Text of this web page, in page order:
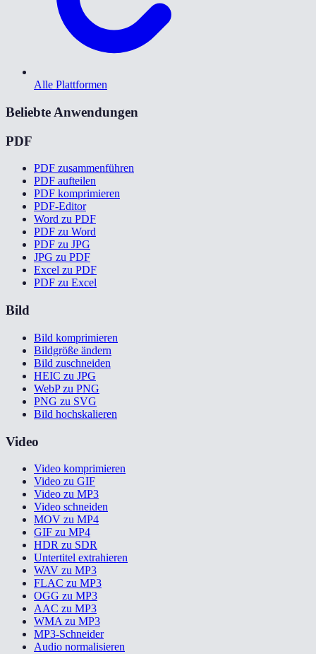
Alle Plattformen
Beliebte Anwendungen
PDF
PDF zusammenführen
PDF aufteilen
PDF komprimieren
PDF-Editor
Word zu PDF
PDF zu Word
PDF zu JPG
JPG zu PDF
Excel zu PDF
PDF zu Excel
Bild
Bild komprimieren
Bildgröße ändern
Bild zuschneiden
HEIC zu JPG
WebP zu PNG
PNG zu SVG
Bild hochskalieren
Video
Video komprimieren
Video zu GIF
Video zu MP3
Video schneiden
MOV zu MP4
GIF zu MP4
HDR zu SDR
Untertitel extrahieren
WAV zu MP3
FLAC zu MP3
OGG zu MP3
AAC zu MP3
WMA zu MP3
MP3-Schneider
Audio normalisieren